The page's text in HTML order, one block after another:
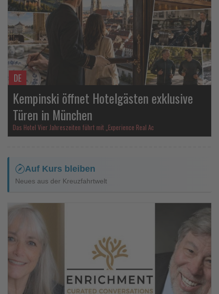
DE
Kempinski öffnet Hotelgästen exklusive
Türen in München
Das Hotel Vier Jahreszeiten führt mit „Experience Real Ac
Auf Kurs bleiben
Neues aus der Kreuzfahrtwelt